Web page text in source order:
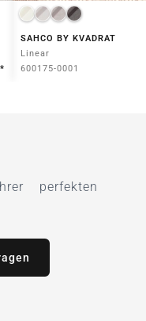
SAHCO BY KVADRAT
Linear
600175-0001
perfekten